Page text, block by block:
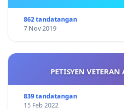
862 tandatangan
7 Nov 2019
PETISYEN VETERAN
839 tandatangan
15 Feb 2022